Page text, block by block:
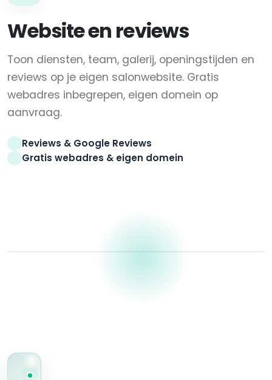
Website en reviews
Toon diensten, team, galerij, openingstijden en
reviews op je eigen salonwebsite. Gratis
webadres inbegrepen, eigen domein op
aanvraag.
Reviews & Google Reviews
Gratis webadres & eigen domein